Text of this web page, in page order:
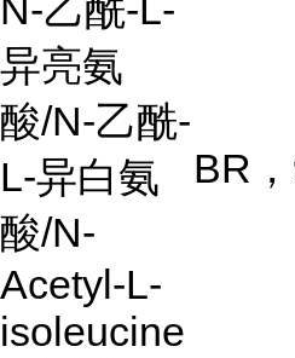
N-乙酰-L-
异亮氨
酸/N-乙酰-
L-异白氨
酸/N-
Acetyl-L-
isoleucine
BR ，